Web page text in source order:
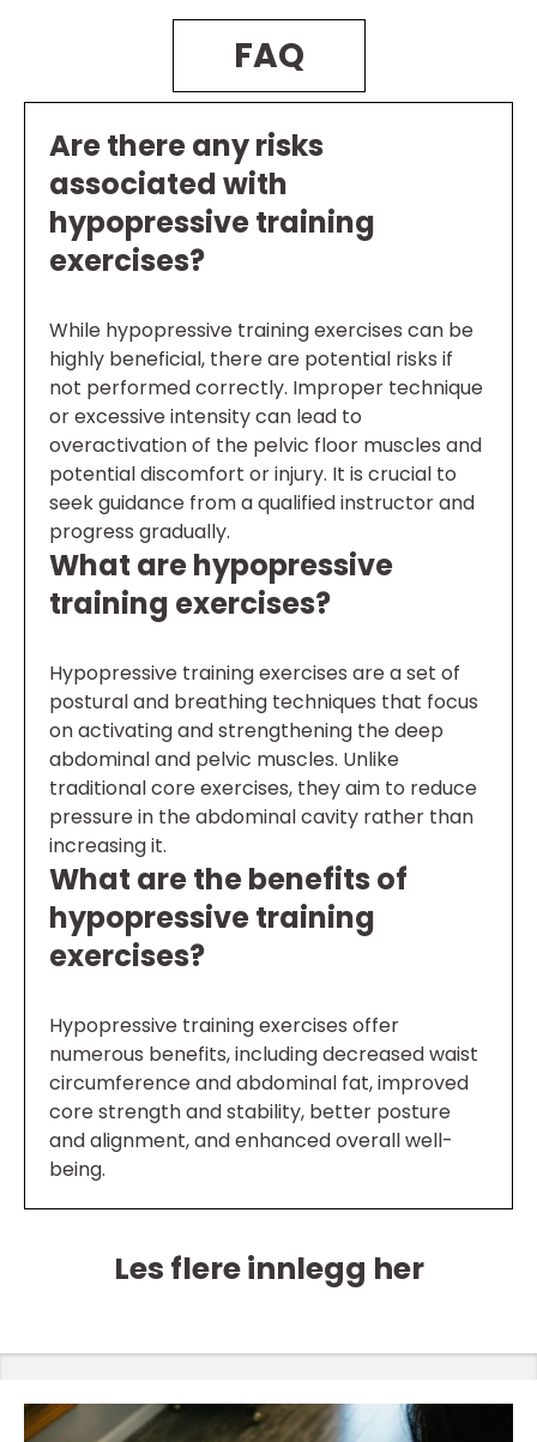
FAQ
Are there any risks
associated with
hypopressive training
exercises?
While hypopressive training exercises can be
highly beneficial, there are potential risks if
not performed correctly. Improper technique
or excessive intensity can lead to
overactivation of the pelvic floor muscles and
potential discomfort or injury. It is crucial to
seek guidance from a qualified instructor and
progress gradually.
What are hypopressive
training exercises?
Hypopressive training exercises are a set of
postural and breathing techniques that focus
on activating and strengthening the deep
abdominal and pelvic muscles. Unlike
traditional core exercises, they aim to reduce
pressure in the abdominal cavity rather than
increasing it.
What are the benefits of
hypopressive training
exercises?
Hypopressive training exercises offer
numerous benefits, including decreased waist
circumference and abdominal fat, improved
core strength and stability, better posture
and alignment, and enhanced overall well-
being.
Les flere innlegg her